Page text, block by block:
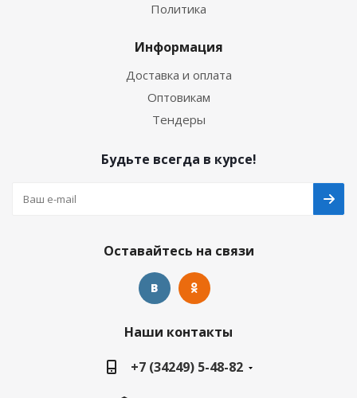
Политика
Информация
Доставка и оплата
Оптовикам
Тендеры
Будьте всегда в курсе!
Оставайтесь на связи
Наши контакты
+7 (34249) 5-48-82